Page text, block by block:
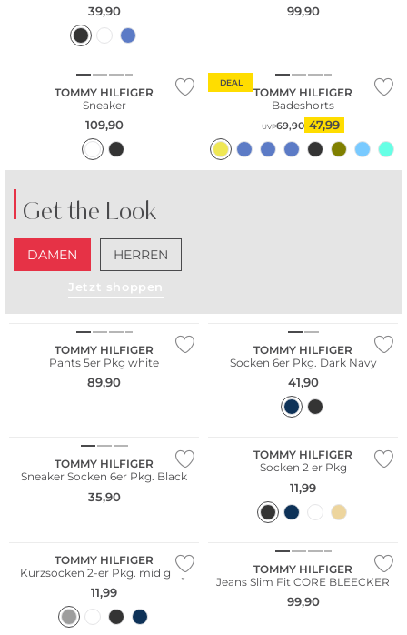
39,90 99,90
TOMMY HILFIGER
Sneaker
109,90
DEAL
TOMMY HILFIGER
Badeshorts
UVP69,90 47,99
Get the Look
DAMEN HERREN
Jetzt shoppen
TOMMY HILFIGER
Pants 5er Pkg white
89,90
TOMMY HILFIGER
Socken 6er Pkg. Dark Navy
41,90
TOMMY HILFIGER
Sneaker Socken 6er Pkg. Black
35,90
TOMMY HILFIGER
Socken 2 er Pkg
11,99
TOMMY HILFIGER
Kurzsocken 2-er Pkg. mid grey
11,99
TOMMY HILFIGER
Jeans Slim Fit CORE BLEECKER
99,90